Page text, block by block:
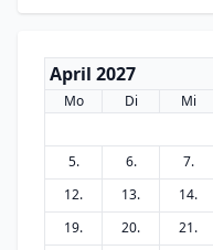
April 2027
Mo Di Mi
5.
6. 7.
12.
13. 14.
19.
20. 21.